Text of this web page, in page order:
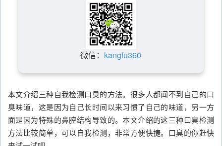
微信： kangfu360
本文介绍三种自我检测口臭的方法。很多人都闻不到自己的口
臭味道，这是因为自己长时间以来习惯了自己的味道，另一方
面是因为特殊的鼻腔结构导致的。本文介绍的这三种口臭检测
方法比较简单，可以自我检测，非常方便快捷。口臭的你赶快